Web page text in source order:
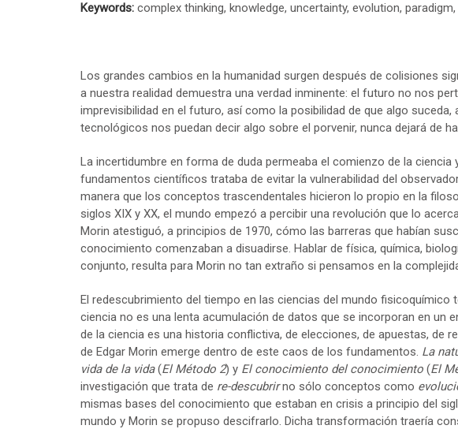
Keywords: complex thinking, knowledge, uncertainty, evolution,
Los grandes cambios en la humanidad surgen después de colisiones
a nuestra realidad demuestra una verdad inminente: el futuro no nos
imprevisibilidad en el futuro, así como la posibilidad de que algo
tecnológicos nos puedan decir algo sobre el porvenir, nunca dejará de
La incertidumbre en forma de duda permeaba el comienzo de la ciencia
fundamentos científicos trataba de evitar la vulnerabilidad del
manera que los conceptos trascendentales hicieron lo propio en la
siglos XIX y XX, el mundo empezó a percibir una revolución que lo
Morin atestiguó, a principios de 1970, cómo las barreras que habían
conocimiento comenzaban a disuadirse. Hablar de física, química,
conjunto, resulta para Morin no tan extraño si pensamos en la
El redescubrimiento del tiempo en las ciencias del mundo
ciencia no es una lenta acumulación de datos que se incorporan en un
de la ciencia es una historia conflictiva, de elecciones, de apuestas, de
de Edgar Morin emerge dentro de este caos de los fundamentos. La
vida de la vida(El Método 2) y El conocimiento del conocimiento (El
investigación que trata de re-descubrirno sólo conceptos como
mismas bases del conocimiento que estaban en crisis a principio del
mundo y Morin se propuso descifrarlo. Dicha transformación traería